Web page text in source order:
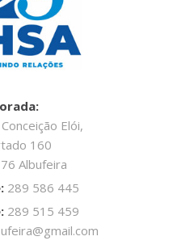
Elói,
160
Albufeira
289 586 445
289 515 459